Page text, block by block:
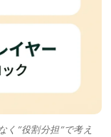
く”役割分担”で考え